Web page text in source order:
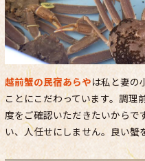
越前蟹の民宿あらやは私と妻の
ことにこだわっています。調理
度をご確認いただきたいからで
い、人任せにしません。良い蟹